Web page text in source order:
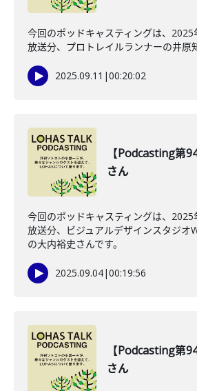
今回のポッドキャスティングは、
放送分、プロトレイルランナーの井原
2025.09.11 |00:20:02
【Podcasting第
さん
今回のポッドキャスティングは、2025
放送分、ビジュアルデザインスタジオ
の大内裕史さんです。
2025.09.04|00:19:56
【Podcasting第
さん